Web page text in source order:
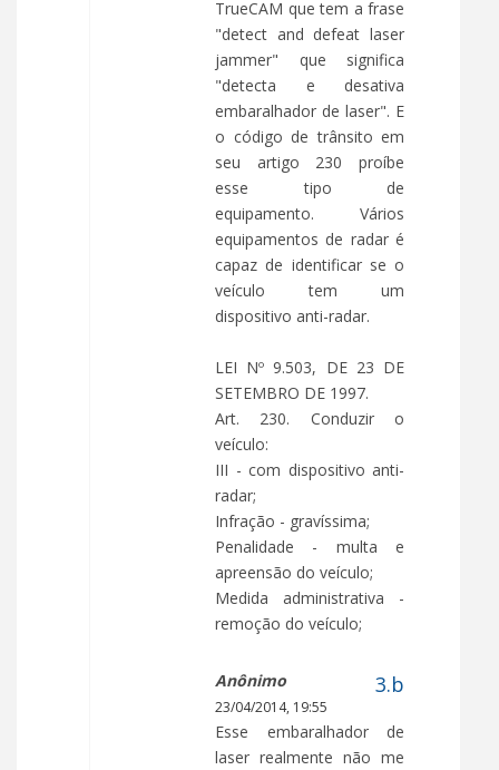
TrueCAM que tem a frase
"detect and defeat laser
jammer" que significa
"detecta e desativa
embaralhador de laser". E
o código de trânsito em
seu artigo 230 proíbe
esse tipo de
equipamento. Vários
equipamentos de radar é
capaz de identificar se o
veículo tem um
dispositivo anti-radar.
LEI Nº 9.503, DE 23 DE
SETEMBRO DE 1997.
Art. 230. Conduzir o
veículo:
III - com dispositivo anti-
radar;
Infração - gravíssima;
Penalidade - multa e
apreensão do veículo;
Medida administrativa -
remoção do veículo;
Anônimo
23/04/2014, 19:55
Esse embaralhador de
laser realmente não me